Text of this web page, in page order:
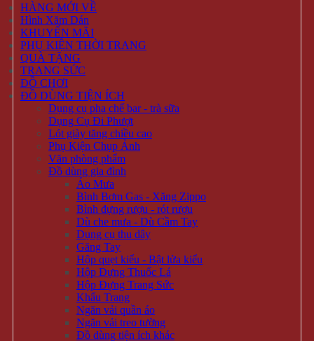
HÀNG MỚI VỀ
Hình Xăm Dán
KHUYẾN MÃI
PHỤ KIỆN THỜI TRANG
QUÀ TẶNG
TRANG SỨC
ĐỒ CHƠI
ĐỒ DÙNG TIỆN ÍCH
Dụng cụ pha chế bar - trà sữa
Dụng Cụ Đi Phượt
Lót giày tăng chiều cao
Phụ Kiện Chụp Ảnh
Văn phòng phẩm
Đồ dùng gia đình
Áo Mưa
Bình Bơm Gas - Xăng Zippo
Bình đựng rượu - rót rượu
Dù che mưa - Dù Cầm Tay
Dụng cụ thu dây
Găng Tay
Hộp quẹt kiểu - Bật lửa kiểu
Hộp Đựng Thuốc Lá
Hộp Đựng Trang Sức
Khẩu Trang
Ngăn vải quần áo
Ngăn vải treo tường
Đồ dùng tiện ích khác